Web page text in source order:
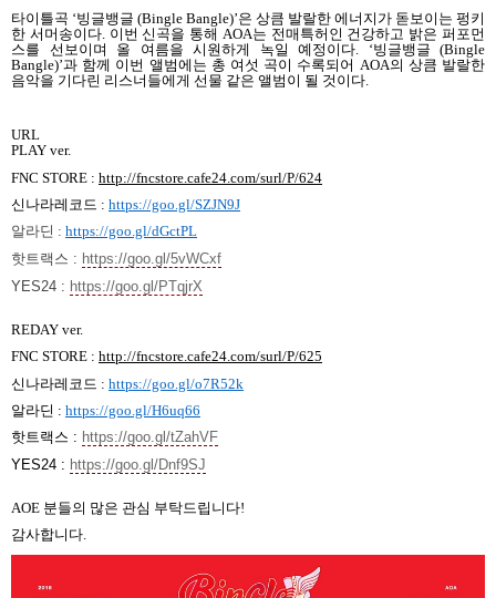
타이틀곡 ‘빙글뱅글 (Bingle Bangle)’은 상큼 발랄한 에너지가 돋보이는 펑키
한 서머송이다. 이번 신곡을 통해 AOA는 전매특허인 건강하고 밝은 퍼포먼
스를 선보이며 올 여름을 시원하게 녹일 예정이다 . ‘빙글뱅글 (Bingle
Bangle)’과 함께 이번 앨범에는 총 여섯 곡이 수록되어 AOA의 상큼 발랄한
음악을 기다린 리스너들에게 선물 같은 앨범이 될 것이다
URL
PLAY ver.
FNC STORE : http://fncstore.cafe24.com/surl/P/624
신나라레코드 : https://goo.gl/SZJN9J
알라딘 : https://goo.gl/dGctPL
핫트랙스 : https://goo.gl/5vWCxf
YES24 : https://goo.gl/PTqjrX
REDAY ver.
FNC STORE : http://fncstore.cafe24.com/surl/P/625
신나라레코드 : https://goo.gl/o7R52k
알라딘 : https://goo.gl/H6uq66
핫트랙스 : https://goo.gl/tZahVF
YES24 : https://goo.gl/Dnf9SJ
AOE 분들의 많은 관심 부탁드립니다!
감사합니다.